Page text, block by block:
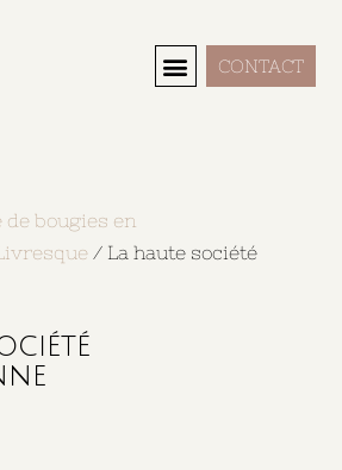
CONTACT
de bougies en
/ La haute société